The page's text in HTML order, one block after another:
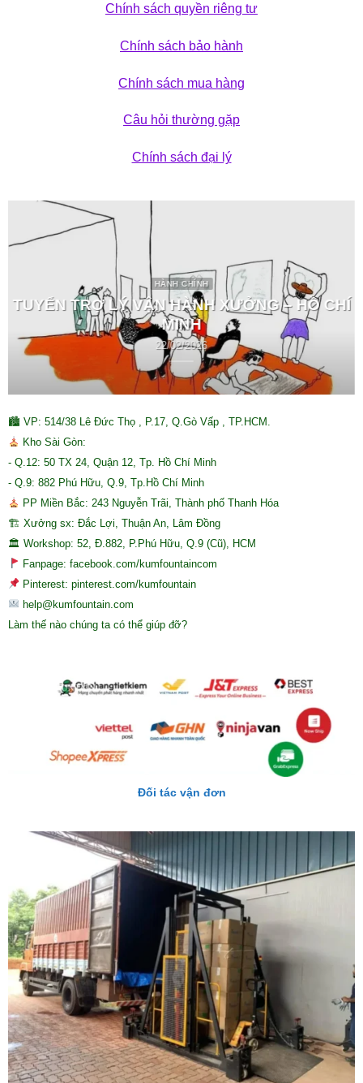
Chính sách quyền riêng tư
Chính sách bảo hành
Chính sách mua hàng
Câu hỏi thường gặp
Chính sách đại lý
HÀNH CHÍNH
TUYỂN TRỢ LÝ VẬN HÀNH XƯỞNG – HỒ CHÍ
MINH
22/02/2026
🏙 VP: 514/38 Lê Đức Thọ , P.17, Q.Gò Vấp , TP.HCM.
Kho Sài Gòn:
- Q.12: 50 TX 24, Quận 12, Tp. Hồ Chí Minh
- Q.9: 882 Phú Hữu, Q.9, Tp.Hồ Chí Minh
PP Miền Bắc: 243 Nguyễn Trãi, Thành phố Thanh Hóa
🏗 Xưởng sx: Đắc Lợi, Thuận An, Lâm Đồng
🏛 Workshop: 52, Đ.882, P.Phú Hữu, Q.9 (Cũ), HCM
Fanpage: facebook.com/kumfountaincom
Pinterest: pinterest.com/kumfountain
help@kumfountain.com
Làm thế nào chúng ta có thể giúp đỡ?
Đối tác vận đơn